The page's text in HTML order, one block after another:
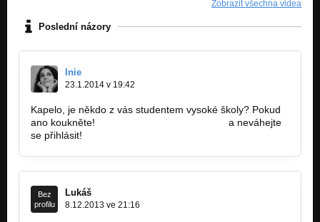
Zobrazit všechna videa
Poslední názory
Inie
23.1.2014 v 19:42
Kapelo, je někdo z vás studentem vysoké školy? Pokud
ano koukněte!
a neváhejte
se přihlásit!
Bez
profilu
Lukáš
8.12.2013 ve 21:16